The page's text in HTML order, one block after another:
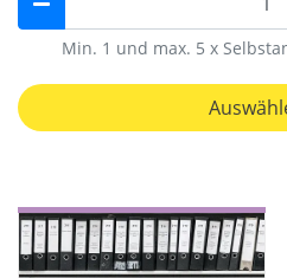
Min. 1 und max. 5 x